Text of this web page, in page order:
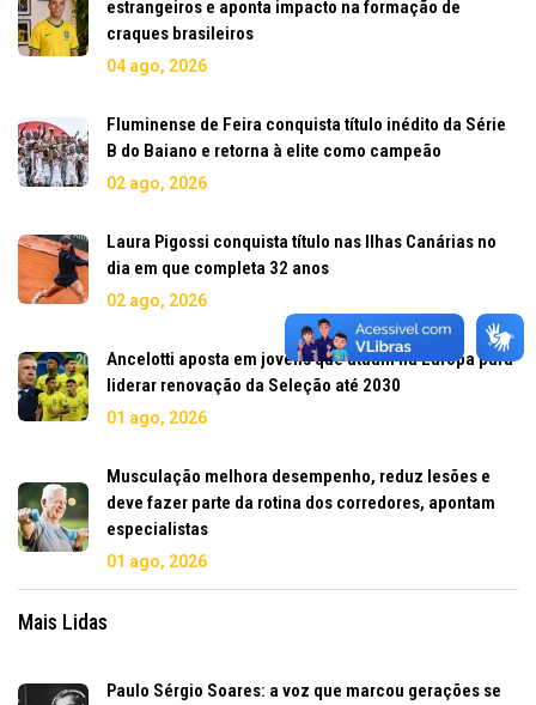
estrangeiros e aponta impacto na formação de
craques brasileiros
04 ago, 2026
Fluminense de Feira conquista título inédito da Série
B do Baiano e retorna à elite como campeão
02 ago, 2026
Laura Pigossi conquista título nas Ilhas Canárias no
dia em que completa 32 anos
02 ago, 2026
Ancelotti aposta em jovens que atuam na Europa para
liderar renovação da Seleção até 2030
01 ago, 2026
Musculação melhora desempenho, reduz lesões e
deve fazer parte da rotina dos corredores, apontam
especialistas
01 ago, 2026
Mais Lidas
Paulo Sérgio Soares: a voz que marcou gerações se